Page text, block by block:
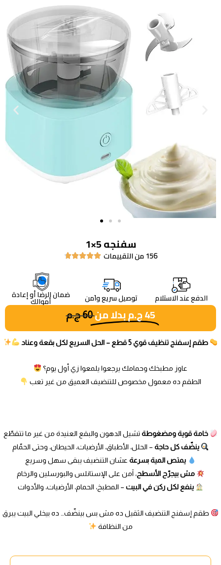
سفنجه 5×1
156 من التقييمات 




الدفع عند الاستلام توصيل سريع واَمن ضمان الرضا أو إعادة
أموالك
45ج.مبدلا من60ج.م
طقم إسفنج تنظيف قوي 5 قطع – الحل السريع لكل بقعة وعناد
عاوز مطبخك وحمامك يرجعوا يلمعوا زي أول يوم؟
الطقم ده معمول مخصوص للتنضيف العميق من غير تعب
خامة قوية ومضغوطة تشيل الدهون والبقع العنيدة من غير ما تتقطّع
ينضّف كل حاجة – الحلل، الأطباق، الأرضيات، الحيطان، وحتى الحمّام
يمتص المية بسرعةعشان التنضيف يبقى سهل وسريع
مش بيجرّح الأسطح، آمن على الإستانلس والبورسلين والرخام
ينفع لكل ركن في البيت – المطبخ، الحمام، الأرضيات، والأدوات
طقم إسفنج التنضيف الثقيل ده مش بس بينضّف… ده بيخلي البيت يبرق
من النظافة